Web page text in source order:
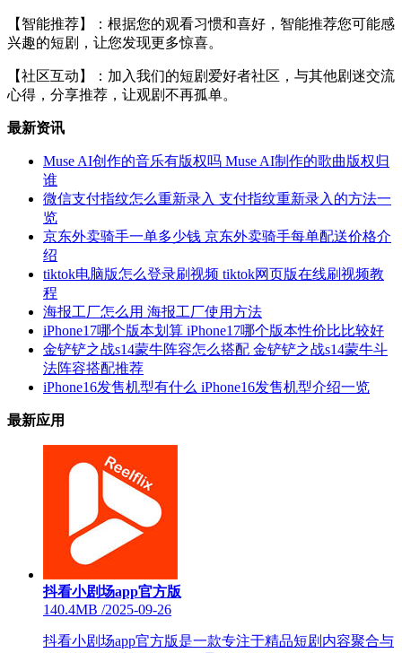
【智能推荐】：根据您的观看习惯和喜好，智能推荐您可能感
兴趣的短剧，让您发现更多惊喜。
【社区互动】：加入我们的短剧爱好者社区，与其他剧迷交流
心得，分享推荐，让观剧不再孤单。
最新资讯
Muse AI创作的音乐有版权吗 Muse AI制作的歌曲版权归
谁
微信支付指纹怎么重新录入 支付指纹重新录入的方法一
览
京东外卖骑手一单多少钱 京东外卖骑手每单配送价格介
绍
tiktok电脑版怎么登录刷视频 tiktok网页版在线刷视频教
程
海报工厂怎么用 海报工厂使用方法
iPhone17哪个版本划算 iPhone17哪个版本性价比比较好
金铲铲之战s14蒙牛阵容怎么搭配 金铲铲之战s14蒙牛斗
法阵容搭配推荐
iPhone16发售机型有什么 iPhone16发售机型介绍一览
最新应用
抖看小剧场app官方版
140.4MB /2025-09-26
抖看小剧场app官方版是一款专注于精品短剧内容聚合与